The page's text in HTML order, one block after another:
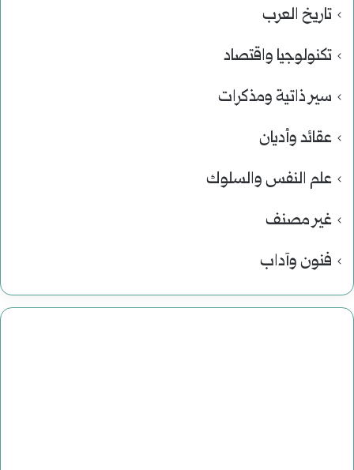
تاريخ العرب
تكنولوجيا واقتصاد
سير ذاتية ومذكرات
عقائد وأديان
علم النفس والسلوك
غير مصنف
فنون وآداب